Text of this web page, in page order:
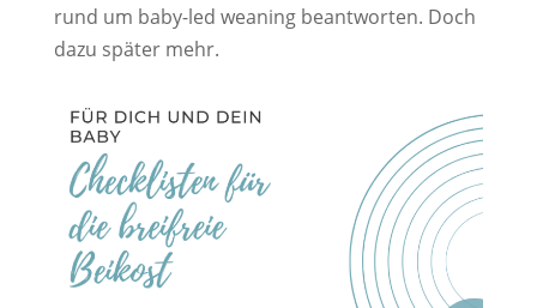
rund um baby-led weaning beantworten. Doch
dazu später mehr.